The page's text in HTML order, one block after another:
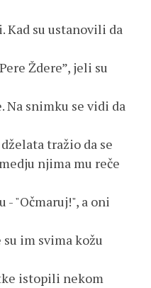
Kad su ustanovili da
Ždere”, jeli su
snimku se vidi da
tražio da se
njima mu reče
- "Očmaruj!", a oni
su im svima kožu
istopili nekom